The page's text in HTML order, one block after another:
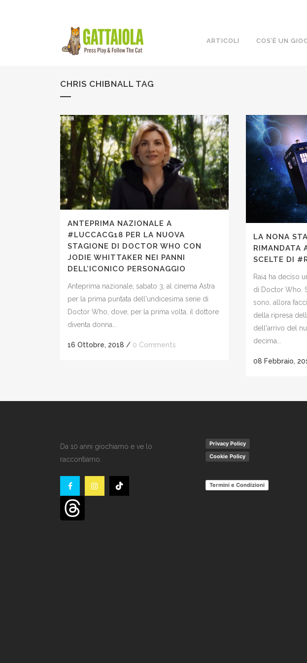
ARTICOLI COS’È UN
CHRIS CHIBNALL TAG
ANTEPRIMA NAZIONALE A
#LUCCACG18 PER LA NUOVA
STAGIONE DI DOCTOR WHO CON
JODIE WHITTAKER NEI PANNI
DELL’ICONICO PERSONAGGIO
Anteprima nazionale, sabato 3, al cinema Astra
per la prima puntata dell'undicesima serie di
Doctor Who, dove, per la prima volta, il dottore
diventa donna...
16 Ottobre, 2018 / 0 Comments
LA NONA
RIMANDATA
SCELTE DI
Rai4 ha deciso
di Doctor Who.
sono, allora
della ripresa
dell'arrivo del
decima...
08 Febbraio,
Da 10 anni giochiamo e ve lo
raccontiamo.
Privacy Policy
Cookie Policy
Termini e Condizioni